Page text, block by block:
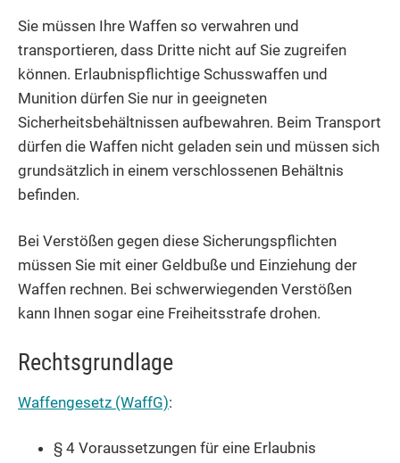
Sie müssen Ihre Waffen so verwahren und
transportieren, dass Dritte nicht auf Sie zugreifen
können. Erlaubnispflichtige Schusswaffen und
Munition dürfen Sie nur in geeigneten
Sicherheitsbehältnissen aufbewahren. Beim Transport
dürfen die Waffen nicht geladen sein und müssen sich
grundsätzlich in einem verschlossenen Behältnis
befinden.
Bei Verstößen gegen diese Sicherungspflichten
müssen Sie mit einer Geldbuße und Einziehung der
Waffen rechnen. Bei schwerwiegenden Verstößen
kann Ihnen sogar eine Freiheitsstrafe drohen.
Rechtsgrundlage
Waffengesetz (WaffG):
§ 4 Voraussetzungen für eine Erlaubnis